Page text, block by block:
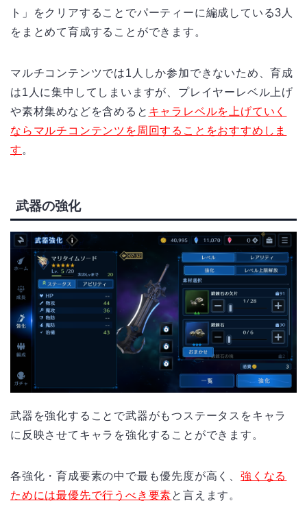
ト」をクリアすることでパーティーに編成している3 人
をまとめて育成することができます。
マルチコンテンツでは1 人しか参加できないため、育成
は1 人に集中してしまいますが、プレイヤーレベル上げ
や素材集めなどを含めると キャラレベルを上げていく
ならマルチコンテンツを周回することをおすすめしま
す 。
武器の強化
武器を強化することで武器がもつステータスをキャラ
に反映させてキャラを強化することができます。
各強化・育成要素の中で最も優先度が高く、 強くなる
ためには最優先で行うべき要素と言えます。